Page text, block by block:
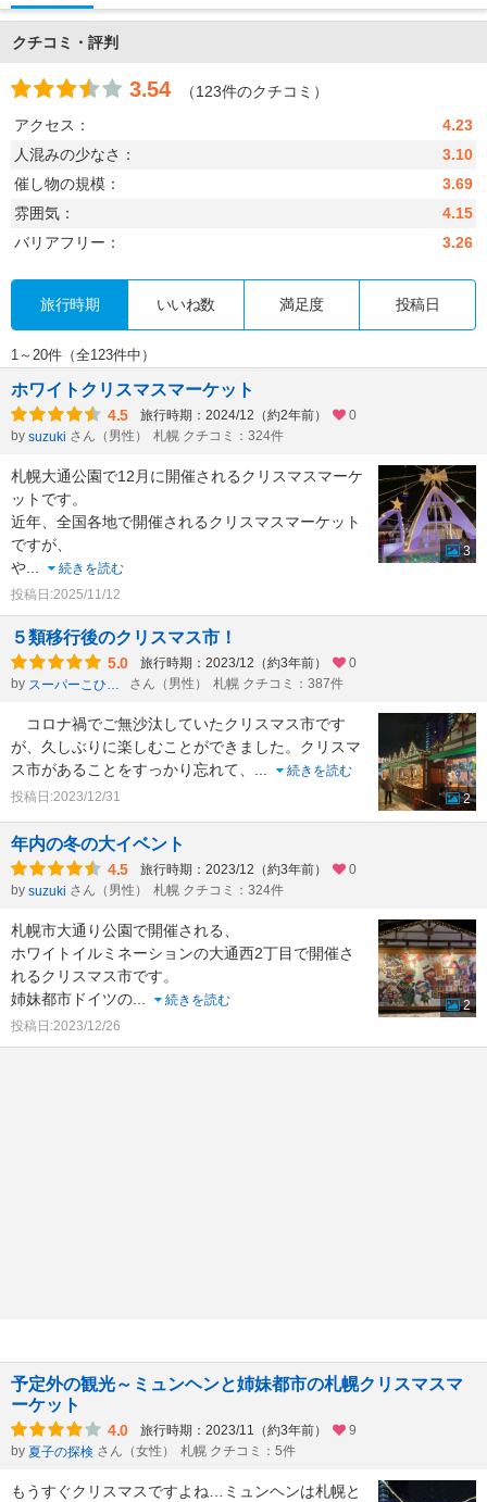
クチコミ・評判
3.54
（123件のクチコミ）
アクセス：
4.23
人混みの少なさ：
3.10
催し物の規模：
3.69
雰囲気：
4.15
バリアフリー：
3.26
旅行時期 いいね数 満足度 投稿日
1～20件（全123件中）
ホワイトクリスマスマーケット
4.5 旅行時期：2024/12（約2年前）
0
by suzuki さん（男性） 札幌 クチコミ：324件
札幌大通公園で12月に開催されるクリスマスマーケ
ットです。
近年、全国各地で開催されるクリスマスマーケット
ですが、
や
続きを読む
投稿日:2025/11/12
3
５類移行後のクリスマス市！
5.0 旅行時期：2023/12（約3年前）
0
by
スーパーこひつじ さん（男性） 札幌 クチコミ：387件
コロナ禍でご無沙汰していたクリスマス市です
が、久しぶりに楽しむことができました。クリスマ
ス市があることをすっかり忘れて、
続きを読む
投稿日:2023/12/31
2
年内の冬の大イベント
4.5 旅行時期：2023/12（約3年前）
0
by suzuki さん（男性） 札幌 クチコミ：324件
札幌市大通り公園で開催される、
ホワイトイルミネーションの大通西2丁目で開催さ
れるクリスマス市です。
姉妹都市ドイツの
続きを読む
投稿日:2023/12/26
2
予定外の観光～ミュンヘンと姉妹都市の札幌クリスマスマ
ーケット
4.0 旅行時期：2023/11（約3年前）
9
by 夏子の探検 さん（女性） 札幌 クチコミ：5件
もうすぐクリスマスですよね…ミュンヘンは札幌と